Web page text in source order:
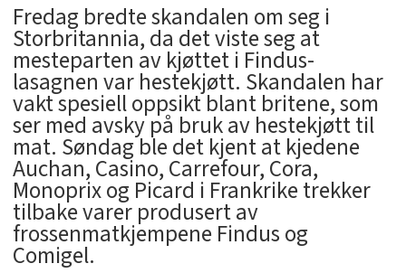
Fredag bredte skandalen om seg i
Storbritannia, da det viste seg at
mesteparten av kjøttet i Findus-
lasagnen var hestekjøtt. Skandalen har
vakt spesiell oppsikt blant britene, som
ser med avsky på bruk av hestekjøtt til
mat. Søndag ble det kjent at kjedene
Auchan, Casino, Carrefour, Cora,
Monoprix og Picard i Frankrike trekker
tilbake varer produsert av
frossenmatkjempene Findus og
Comigel.